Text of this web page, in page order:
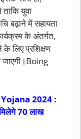
युवा
बढ़ाने में सहायता
के अंतर्गत,
के लिए प्रशिक्षण
जाएगी।Boing
2024 :
70 लाख